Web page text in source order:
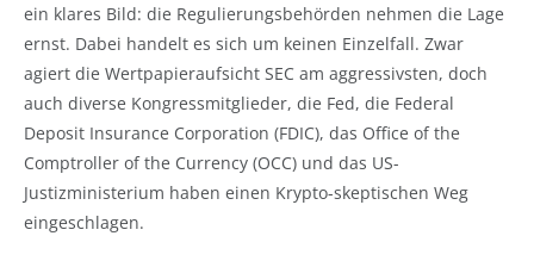
ein klares Bild: die Regulierungsbehörden nehmen die Lage
ernst. Dabei handelt es sich um keinen Einzelfall. Zwar
agiert die Wertpapieraufsicht SEC am aggressivsten, doch
auch diverse Kongressmitglieder, die Fed, die Federal
Deposit Insurance Corporation (FDIC), das Office of the
Comptroller of the Currency (OCC) und das US-
Justizministerium haben einen Krypto-skeptischen Weg
eingeschlagen.